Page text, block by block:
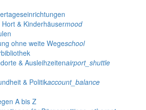
Hort & Kinderhäusermood
ohne weite Wegeschool
& Ausleihzeitenairport_shuttle
& Politikaccount_balance
A bis Z